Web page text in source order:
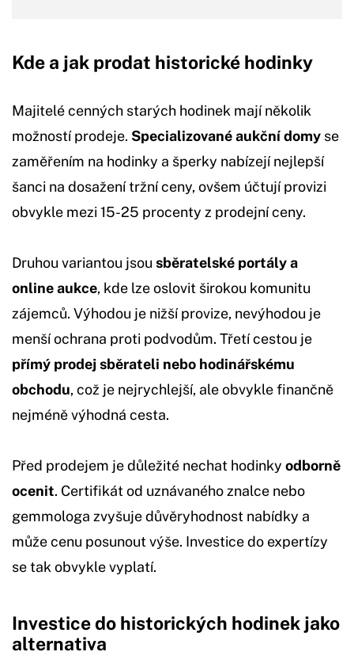
Kde a jak prodat historické hodinky
Majitelé cenných starých hodinek mají několik
možností prodeje. Specializované aukční domy se
zaměřením na hodinky a šperky nabízejí nejlepší
šanci na dosažení tržní ceny, ovšem účtují provizi
obvykle mezi 15-25 procenty z prodejní ceny.
Druhou variantou jsou sběratelské portály a
online aukce, kde lze oslovit širokou komunitu
zájemců. Výhodou je nižší provize, nevýhodou je
menší ochrana proti podvodům. Třetí cestou je
přímý prodej sběrateli nebo hodinářskému
obchodu, což je nejrychlejší, ale obvykle finančně
nejméně výhodná cesta.
Před prodejem je důležité nechat hodinky odborně
ocenit. Certifikát od uznávaného znalce nebo
gemmologa zvyšuje důvěryhodnost nabídky a
může cenu posunout výše. Investice do expertízy
se tak obvykle vyplatí.
Investice do historických hodinek jako
alternativa